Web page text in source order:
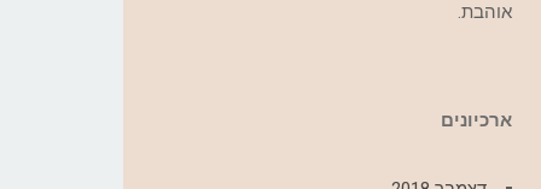
אוהבת.
ארכיונים